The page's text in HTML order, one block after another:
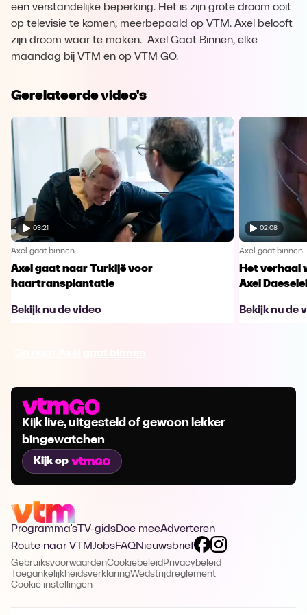
een verstandelijke beperking. Het is zijn grote droom ooit
op televisie te komen, meerbepaald op VTM. Axel belooft
zijn droom waar te maken. Axel Gaat Binnen, elke
maandag bij VTM en op VTM GO.
Gerelateerde video's
03:21
Axel gaat binnen
Axel gaat naar Turkijë voor
haartransplantatie
Bekijk nu de video
02:08
Axel gaat binnen
Het verhaal
Axel
Bekijk nu de
Kijk live, uitgesteld of gewoon lekker
bingewatchen
Kijk op
Programma's TV-gidsDoe meeAdverteren
Route naar VTMJobsFAQNieuwsbrief
GebruiksvoorwaardenCookiebeleid Privacybeleid
ToegankelijkheidsverklaringWedstrijdreglement
Cookie instellingen